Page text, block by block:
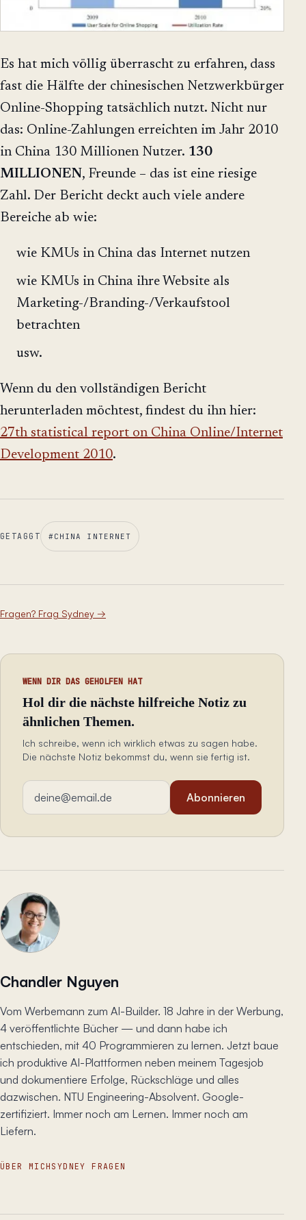
Es hat mich völlig überrascht zu erfahren, dass
fast die Hälfte der chinesischen Netzwerkbürger
Online-Shopping tatsächlich nutzt. Nicht nur
das: Online-Zahlungen erreichten im Jahr 2010
in China 130 Millionen Nutzer. 130
MILLIONEN , Freunde – das ist eine riesige
Zahl. Der Bericht deckt auch viele andere
Bereiche ab wie:
wie KMUs in China das Internet nutzen
wie KMUs in China ihre Website als
Marketing-/Branding-/Verkaufstool
betrachten
usw.
Wenn du den vollständigen Bericht
herunterladen möchtest, findest du ihn hier:
27th statistical report on China Online/Internet
Development 2010.
GETAGGT #CHINA INTERNET
Fragen? Frag Sydney →
WENN DIR DAS GEHOLFEN HAT
Hol dir die nächste hilfreiche Notiz zu
ähnlichen Themen.
Ich schreibe, wenn ich wirklich etwas zu sagen habe.
Die nächste Notiz bekommst du, wenn sie fertig ist.
E-Mail-Adresse
Abonnieren
Chandler Nguyen
Vom Werbemann zum AI-Builder. 18 Jahre in der Werbung,
4 veröffentlichte Bücher — und dann habe ich
entschieden, mit 40 Programmieren zu lernen. Jetzt baue
ich produktive AI-Plattformen neben meinem Tagesjob
und dokumentiere Erfolge, Rückschläge und alles
dazwischen. NTU Engineering-Absolvent. Google-
zertifiziert. Immer noch am Lernen. Immer noch am
Liefern.
ÜBER MICH SYDNEY FRAGEN